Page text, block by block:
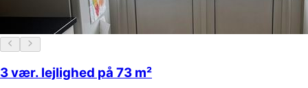
3 vær. lejlighed på 73 m²